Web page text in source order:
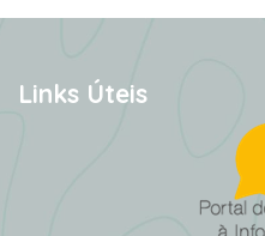
Links Úteis